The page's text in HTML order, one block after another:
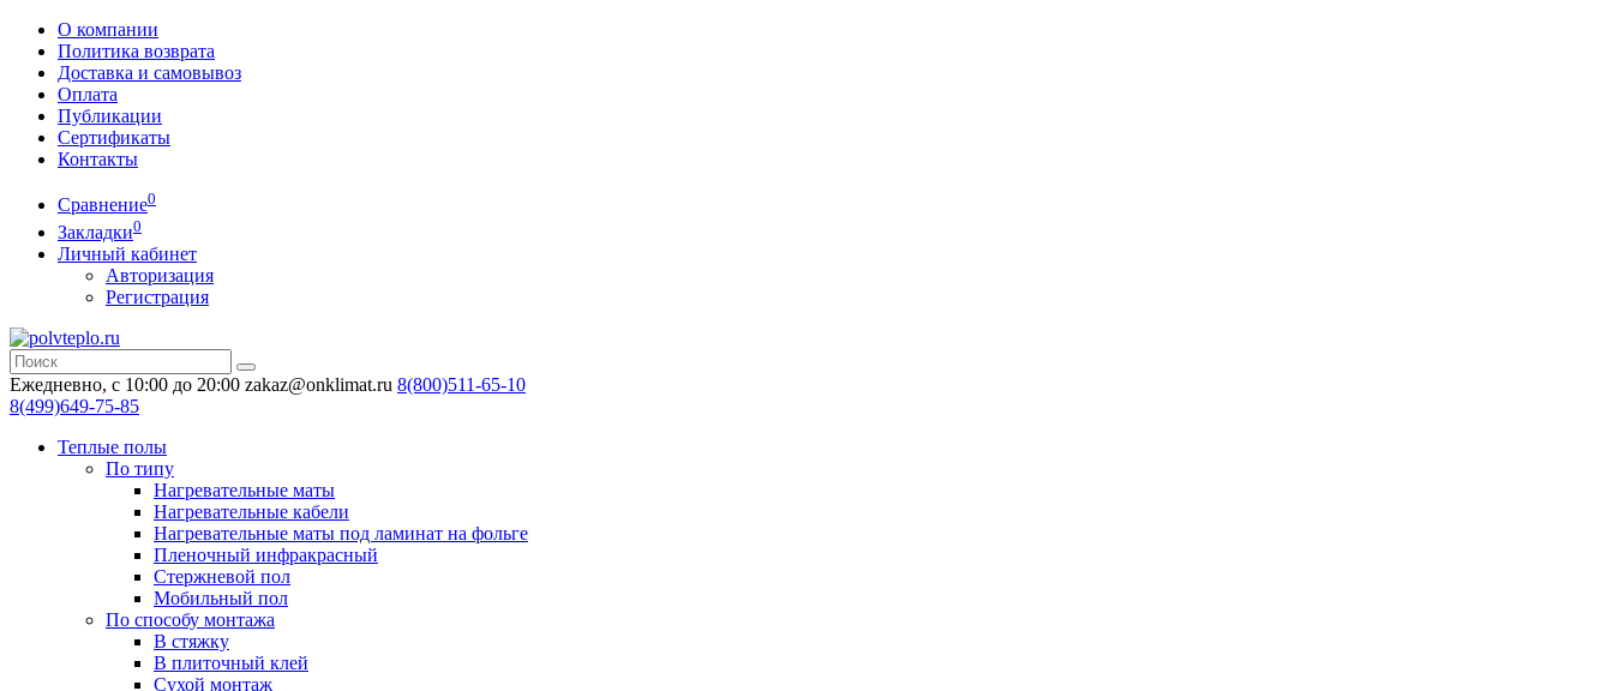
О компании
Политика возврата
Доставка и самовывоз
Оплата
Публикации
Сертификаты
Контакты
Сравнение0
Закладки0
Личный кабинет
Авторизация
Регистрация
Ежедневно, с 10:00 до 20:00 zakaz@onklimat.ru 8(800)511-65-10
8(499)649-75-85
Теплые полы
По типу
Нагревательные маты
Нагревательные кабели
Нагревательные маты под ламинат на фольге
Пленочный инфракрасный
Стержневой пол
Мобильный пол
По способу монтажа
В стяжку
В плиточный клей
Сухой монтаж